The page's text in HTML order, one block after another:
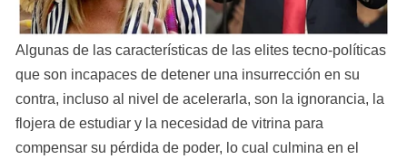
Algunas de las características de las elites tecno-políticas
que son incapaces de detener una insurrección en su
contra, incluso al nivel de acelerarla, son la ignorancia, la
flojera de estudiar y la necesidad de vitrina para
compensar su pérdida de poder, lo cual culmina en el